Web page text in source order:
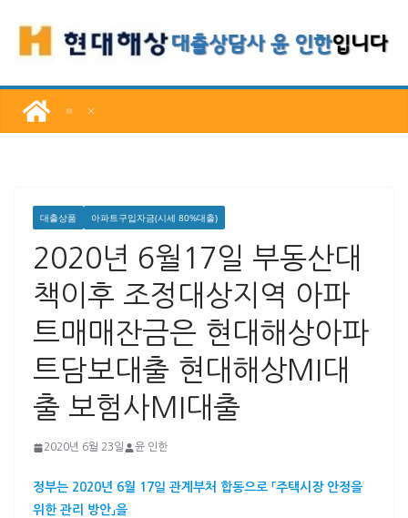
로
너
대출상품 아파트구입자금(시세 80%대출)
2020년 6월17일 부동산대
책이후 조정대상지역 아파
트매매잔금은 현대해상아파
트담보대출 현대해상MI대
출 보험사MI대출
2020년 6월 23일 윤 인한
정부는 2020년 6월 17일 관계부처 합동으로 「주택시장 안정을
위한 관리 방안」을